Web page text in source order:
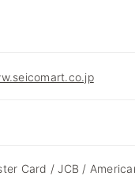
Card / JCB /